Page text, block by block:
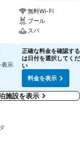
表示
無料Wi-Fi
プール
スパ
料金を表示
正確な料金を確認す
は日付を選択してく
い
料金を表示
施設を表示